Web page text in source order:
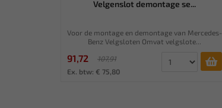
Velgenslot demontage se...
Voor de montage en demontage van Mercedes-
Benz Velgsloten Omvat velgslote...
91,72
107,91
Ex. btw: € 75,80